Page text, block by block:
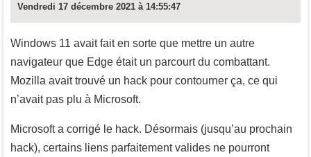
Vendredi 17 décembre 2021 à 14:55:47
Windows 11 avait fait en sorte que mettre un autre
navigateur que Edge était un parcourt du combattant.
Mozilla avait trouvé un hack pour contourner ça, ce qui
n’avait pas plu à Microsoft.
Microsoft a corrigé le hack. Désormais (jusqu’au prochain
hack), certains liens parfaitement valides ne pourront